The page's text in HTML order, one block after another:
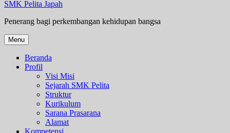
SMK Pelita Japah
Penerang bagi perkembangan kehidupan bangsa
Menu
Beranda
Profil
Visi Misi
Sejarah SMK Pelita
Struktur
Kurikulum
Sarana Prasarana
Alamat
Kompetensi